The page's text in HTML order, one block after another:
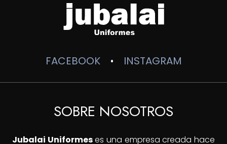
FACEBOOK • INSTAGRAM
SOBRE NOSOTROS
Jubalai Uniformeses una empresa creada hace